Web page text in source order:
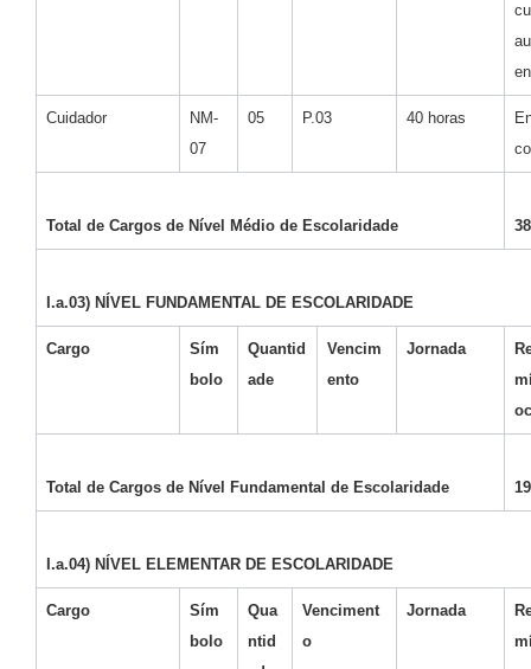
Cuidador
NM-
07
05 P.03 40 horas
Total de Cargos de Nível Médio de Escolaridade
I.a.03) NÍVEL FUNDAMENTAL DE ESCOLARIDADE
Cargo
Sím
bolo
Quantid
ade
Vencim
ento
Jornada
Total de Cargos de Nível Fundamental de Escolaridade
I.a.04) NÍVEL ELEMENTAR DE ESCOLARIDADE
Cargo
Sím
bolo
Qua
ntid
Venciment
o
Jornada